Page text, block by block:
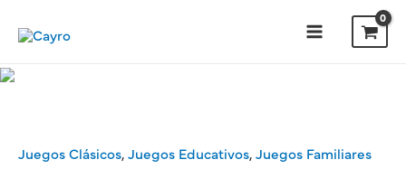
contenido
Juegos Clásicos,Juegos Educativos,Juegos Familiares